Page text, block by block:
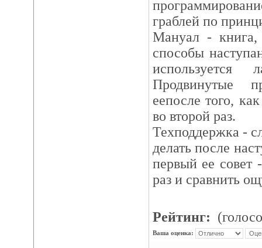
граблей по
Мануал - книга,
способы
используется
Продвинутые
еепосле того,
во второй раз.
Техподдержка -
делать после
первый ее совет
раз и сравнить
Рейтинг:
Ваша оценка: